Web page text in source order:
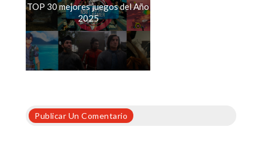
TOP 30 mejores juegos del Año
2025
Publicar Un Comentario